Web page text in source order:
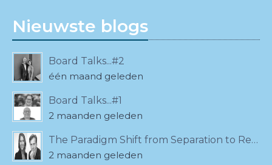
Nieuwste blogs
Board Talks...#2
één maand geleden
Board Talks...#1
2 maanden geleden
The Paradigm Shift from Separation to Relationality
2 maanden geleden